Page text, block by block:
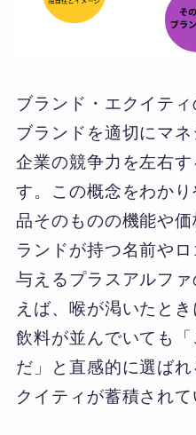
ブランド・エクイティ
ブランドを適切にマネ
企業の競争力を左右
す。この概念をわか
品そのものの機能や
ランドが持つ名前や
与えるプラスアルフ
えば、喉が渇いたと
飲料が並んでいても
だ」と直感的に選ば
クイティが蓄積されて